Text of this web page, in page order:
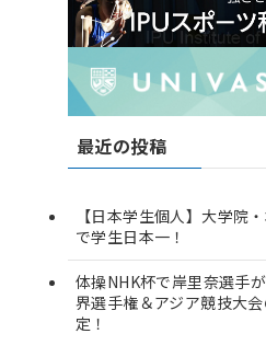
最近の投稿
【日本学生個人】大学院
で学生日本一！
体操NHK杯で岸里奈選手
界選手権＆アジア競技大
定！